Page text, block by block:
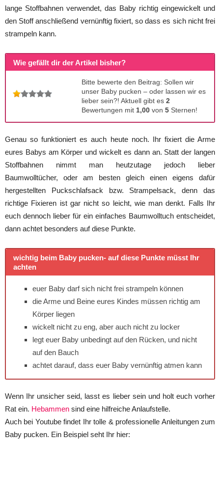
lange Stoffbahnen verwendet, das Baby richtig eingewickelt und
den Stoff anschließend vernünftig fixiert, so dass es sich nicht frei
strampeln kann.
Wie gefällt dir der Artikel bisher?
Bitte bewerte den Beitrag: Sollen wir
unser Baby pucken – oder lassen wir es
lieber sein?! Aktuell gibt es 2
Bewertungen mit 1,00 von 5 Sternen!
Genau so funktioniert es auch heute noch. Ihr fixiert die Arme
eures Babys am Körper und wickelt es dann an. Statt der langen
Stoffbahnen nimmt man heutzutage jedoch lieber
Baumwolltücher, oder am besten gleich einen eigens dafür
hergestellten Puckschlafsack bzw. Strampelsack, denn das
richtige Fixieren ist gar nicht so leicht, wie man denkt. Falls Ihr
euch dennoch lieber für ein einfaches Baumwolltuch entscheidet,
dann achtet besonders auf diese Punkte.
wichtig beim Baby pucken- auf diese Punkte müsst Ihr
achten
euer Baby darf sich nicht frei strampeln können
die Arme und Beine eures Kindes müssen richtig am
Körper liegen
wickelt nicht zu eng, aber auch nicht zu locker
legt euer Baby unbedingt auf den Rücken, und nicht
auf den Bauch
achtet darauf, dass euer Baby vernünftig atmen kann
Wenn Ihr unsicher seid, lasst es lieber sein und holt euch vorher
Rat ein. Hebammen sind eine hilfreiche Anlaufstelle.
Auch bei Youtube findet Ihr tolle & professionelle Anleitungen zum
Baby pucken. Ein Beispiel seht Ihr hier: